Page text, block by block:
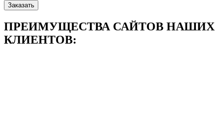
Заказать
ПРЕИМУЩЕСТВА САЙТОВ НАШИХ
КЛИЕНТОВ: